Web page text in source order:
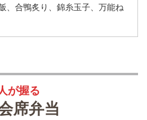
、合鴨炙り、錦糸玉子、万能ね
が握る
席弁当